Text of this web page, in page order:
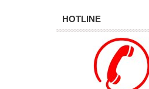
HOTLINE